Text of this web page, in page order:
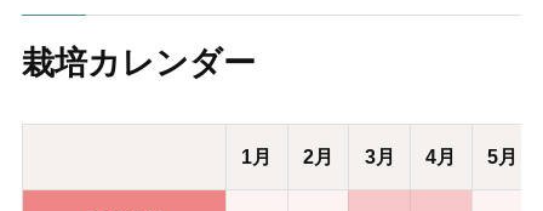
栽培カレンダー
1月 2月 3月 4月 5月